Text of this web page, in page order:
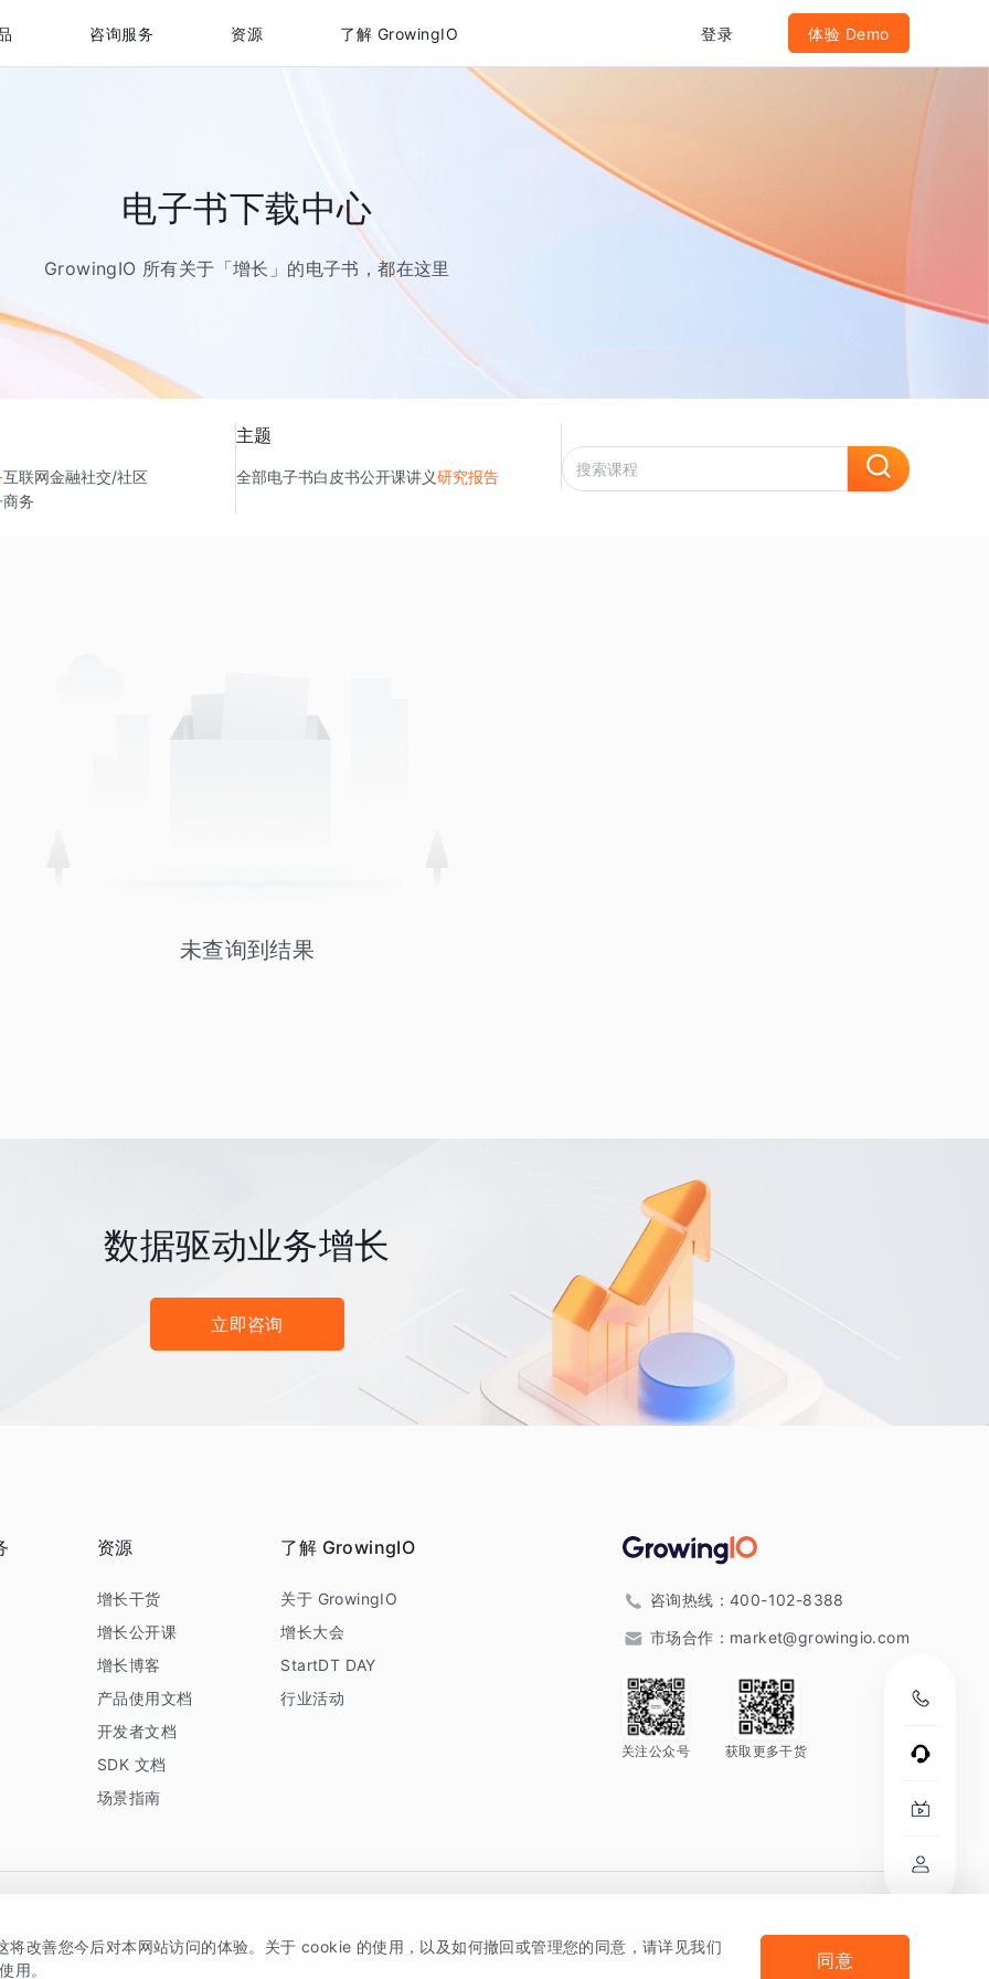
咨询服务 资源 了解 GrowingIO 登录 体验 Demo
电子书下载中心
GrowingIO 所有关于「增长」的电子书，都在这里
互联网金融社交/社区
务
主题
全部电子书白皮书公开课讲义研究报告
未查询到结果
数据驱动业务增长
立即咨询
资源
增长干货
增长公开课
增长博客
产品使用文档
开发者文档
SDK 文档
场景指南
了解 GrowingIO
关于 GrowingIO
增长大会
StartDT DAY
行业活动
咨询热线： 400-102-8388
市场合作： market@growingio.com
关注公众号 获取更多干货
号 法律声明及隐私条款
改善您今后对本网站访问的体验。关于 cookie 的使用，以及如何撤回或管理您的同意，请详见我们
用。 同意